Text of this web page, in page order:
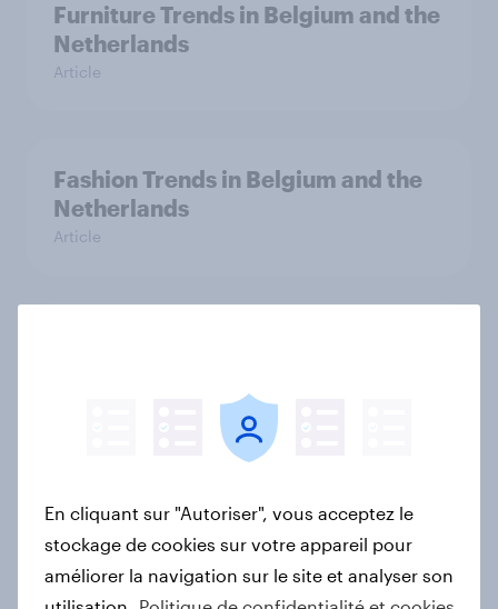
Furniture Trends in Belgium and the
Netherlands
Article
Fashion Trends in Belgium and the
Netherlands
Article
entre calme et inclusion
Article
How Kärcher measures global
product ownership with YouGov
En cliquant sur "Autoriser", vous acceptez le
stockage de cookies sur votre appareil pour
améliorer la navigation sur le site et analyser son